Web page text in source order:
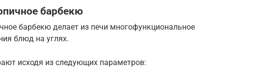
барбекю
барбекю делает из печи многофункциональное
блюд на углях.
исходя из следующих параметров: